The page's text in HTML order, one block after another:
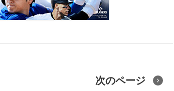
次のページ